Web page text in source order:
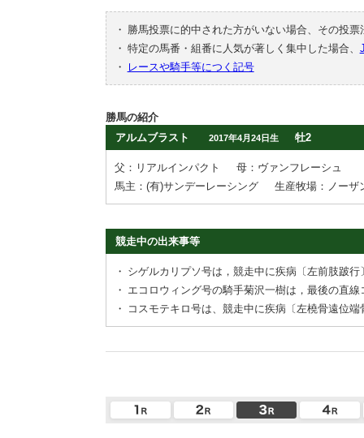
・
勝馬投票に的中された方がいない場合、その投
・ 特定の馬番・組番に人気が著しく集中した場合、
・
レースや騎手等につく記号
勝馬の紹介
アルムブラスト
2017年4月24日生 牡2
父：リアルインパクト
母：ヴァンフレーシュ
馬主：(有)サンデーレーシング
生産牧場：ノーザ
競走中の出来事等
・ シゲルカリプソ号は，競走中に疾病〔左前肢跛
・ エコロウィング号の騎手菊沢一樹は，最後の直
・
コスモテキロ号は、競走中に疾病〔左橈骨遠位